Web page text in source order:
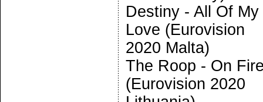
Destiny - All Of My
Love (Eurovision
2020 Malta)
The Roop - On
(Eurovision 2020